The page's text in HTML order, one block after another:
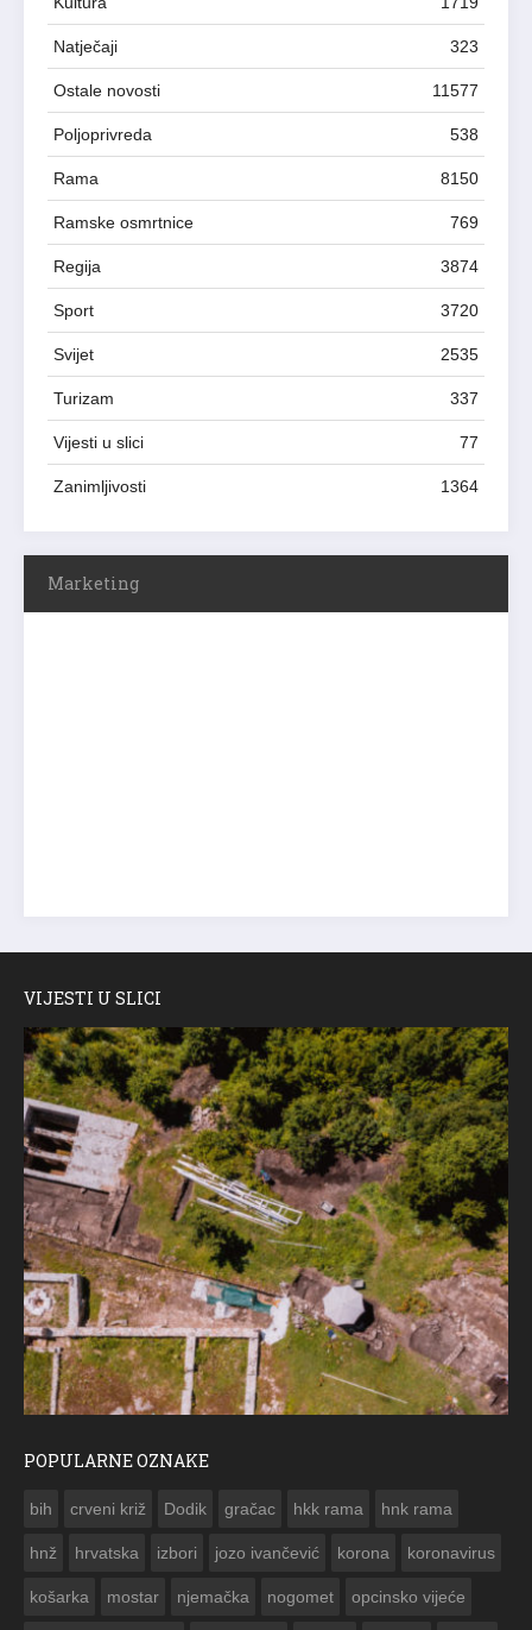
Natječaji 323
Ostale novosti 11577
Poljoprivreda 538
Rama 8150
Ramske osmrtnice 769
Regija 3874
Sport 3720
Svijet 2535
Turizam 337
Vijesti u slici 77
Zanimljivosti 1364
Marketing
VIJESTI U SLICI
POPULARNE OZNAKE
bih crveni križ Dodik gračac hkk rama hnk rama
hnž hrvatska izbori jozo ivančević korona koronavirus
košarka mostar njemačka nogomet opcinsko vijeće